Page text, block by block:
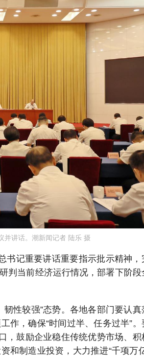
并讲话。潮新闻记者 陆乐 摄
书记重要讲话重要指示批示精神，
判当前经济运行情况，部署下阶段
性较强”态势。各地各部门要认真
作，确保“时间过半、任务过半”。
，鼓励企业稳住传统优势市场、积
和制造业投资，大力推进“千项万